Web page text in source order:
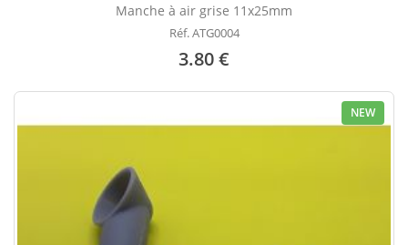
Manche à air grise 11x25mm
Réf. ATG0004
3.80 €
NEW